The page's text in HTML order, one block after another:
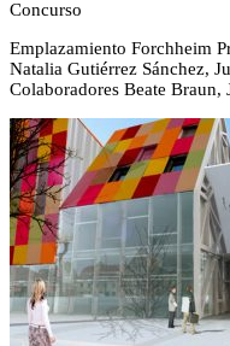
Concurso
Emplazamiento Forchheim
Natalia Gutiérrez Sánchez,
Colaboradores Beate Braun,